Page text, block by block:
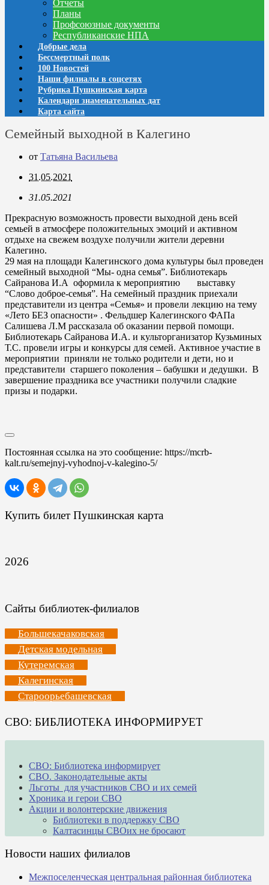
Отчеты
Планы
Профсоюзные документы
Республиканские НПА
Добрые дела
Бессмертный полк
100 Новостей
Наши филиалы в соцсетях
Рубрика Пушкинская карта
Календари знаменательных дат
Карта сайта
Семейный выходной в Калегино
от Татьяна Васильева
31.05.2021
31.05.2021
Прекрасную возможность провести выходной день всей
семьей в атмосфере положительных эмоций и активном
отдыхе на свежем воздухе получили жители деревни
Калегино.
29 мая на площади Калегинского дома культуры был проведен
семейный выходной “Мы- одна семья”. Библиотекарь
Сайранова И.А оформила к мероприятию выставку
“Слово доброе-семья”. На семейный праздник приехали
представители из центра «Семья» и провели лекцию на тему
«Лето БЕЗ опасности» . Фельдшер Калегинского ФАПа
Салишева Л.М рассказала об оказании первой помощи.
Библиотекарь Сайранова И.А. и культорганизатор Кузьминых
Т.С. провели игры и конкурсы для семей. Активное участие в
мероприятии приняли не только родители и дети, но и
представители старшего поколения – бабушки и дедушки. В
завершение праздника все участники получили сладкие
призы и подарки.
Постоянная ссылка на это сообщение: https://mcrb-
kalt.ru/semejnyj-vyhodnoj-v-kalegino-5/
Купить билет Пушкинская карта
2026
Сайты библиотек-филиалов
Большекачаковская
Детская модельная
Кутеремская
Калегинская
Староорьебашевская
СВО: БИБЛИОТЕКА ИНФОРМИРУЕТ
СВО: Библиотека информирует
СВО. Законодательные акты
Льготы для участников СВО и их семей
Хроника и герои СВО
Акции и волонтерские движения
Библиотеки в поддержку СВО
Калтасинцы СВОих не бросают
Новости наших филиалов
Межпоселенческая центральная районная библиотека